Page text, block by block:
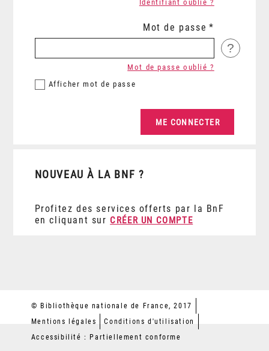
Identifiant oublié ?
Mot de passe
?
Afficher mot de passe
Mot de passe oublié ?
NOUVEAU À LA BNF ?
Profitez des services offerts par la BnF
en cliquant sur CRÉER UN COMPTE
© Bibliothèque nationale de France, 2017
Mentions légales
Conditions d'utilisation
Accessibilité : Partiellement conforme